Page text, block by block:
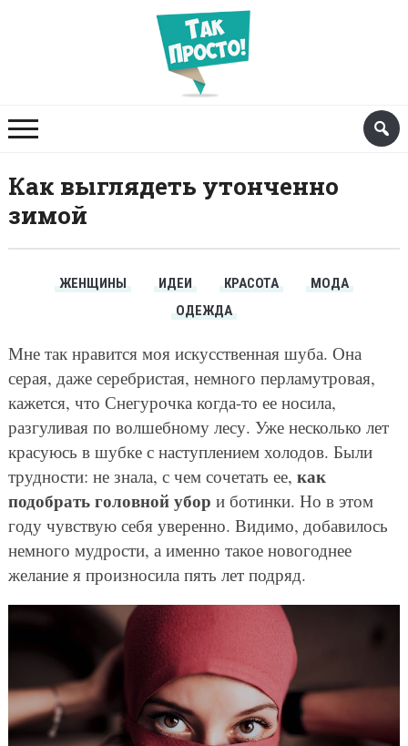
Как выглядеть утонченно
зимой
ЖЕНЩИНЫ ИДЕИ КРАСОТА
МОДА
ОДЕЖДА
Мне так нравится моя искусственная шуба. Она
серая, даже серебристая, немного перламутровая,
кажется, что Снегурочка когда-то ее носила,
разгуливая по волшебному лесу. Уже несколько лет
красуюсь в шубке с наступлением холодов. Были
трудности: не знала, с чем сочетать ее, как
подобрать головной убор и ботинки. Но в этом
году чувствую себя уверенно. Видимо, добавилось
немного мудрости, а именно такое новогоднее
желание я произносила пять лет подряд.